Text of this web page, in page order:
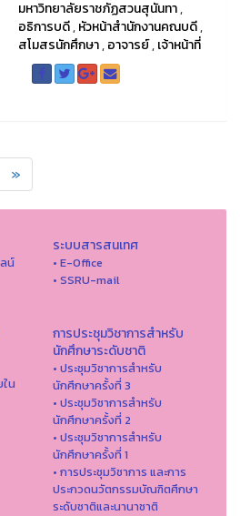
มหาวิทยาลัยราชภัฏสวนสุนันทา,
อธิการบดี,หัวหน้าสำนักงานคณบดี,
สโมสรนักศึกษา,อาจารย์,เจ้าหน้าที่
»
น์
น
ระบบสารสนเทศ
• E-Office
• SSRU-mail
การประชุมวิชาการสำหรับ
นักศึกษาระดับชาติ
• ประชุมวิชาการสำหรับ
นักศึกษาครั้งที่ 3
• ประชุมวิชาการสำหรับ
นักศึกษาครั้งที่ 2
• ประชุมวิชาการสำหรับ
นักศึกษาครั้งที่ 1
• การประชุมวิชาการ และการ
ประกวดนวัตกรรมบัณฑิตศึกษา
ระดับชาติและนานาชาติ